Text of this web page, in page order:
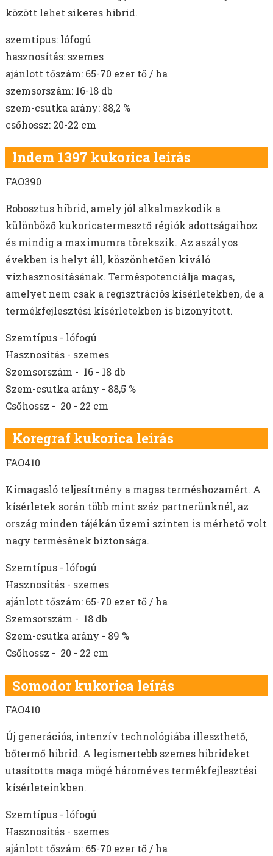
között lehet sikeres hibrid.
szemtípus: lófogú
hasznosítás: szemes
ajánlott tőszám: 65-70 ezer tő / ha
szemsorszám: 16-18 db
szem-csutka arány: 88,2 %
csőhossz: 20-22 cm
Indem 1397 kukorica leírás
FAO390
Robosztus hibrid, amely jól alkalmazkodik a
különböző kukoricatermesztő régiók adottságaihoz
és mindig a maximumra törekszik. Az aszályos
években is helyt áll, köszönhetően kiváló
vízhasznosításának. Terméspotenciálja magas,
amelyet nem csak a regisztrációs kísérletekben, de a
termékfejlesztési kísérletekben is bizonyított.
Szemtípus - lófogú
Hasznosítás - szemes
Szemsorszám - 16 - 18 db
Szem-csutka arány - 88,5 %
Csőhossz - 20 - 22 cm
Koregraf kukorica leírás
FAO410
Kimagasló teljesítmény a magas terméshozamért. A
kísérletek során több mint száz partnerünknél, az
ország minden tájékán üzemi szinten is mérhető volt
nagy termésének biztonsága.
Szemtípus - lófogú
Hasznosítás - szemes
ajánlott tőszám: 65-70 ezer tő / ha
Szemsorszám - 18 db
Szem-csutka arány - 89 %
Csőhossz - 20 - 22 cm
Somodor kukorica leírás
FAO410
Új generációs, intenzív technológiába illeszthető,
bőtermő hibrid. A legismertebb szemes hibrideket
utasította maga mögé hároméves termékfejlesztési
kísérleteinkben.
Szemtípus - lófogú
Hasznosítás - szemes
ajánlott tőszám: 65-70 ezer tő / ha